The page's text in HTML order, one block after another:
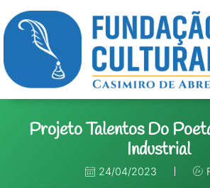
Projeto Talentos Do
Industrial
24/04/2023